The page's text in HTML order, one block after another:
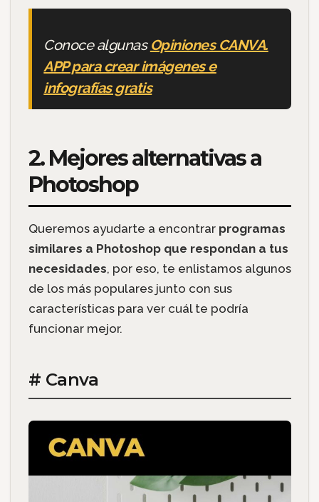
Conoce algunas Opiniones CANVA.
APP para crear imágenes e
infografías gratis
2. Mejores alternativas a
Photoshop
Queremos ayudarte a encontrar programas
similares a Photoshop que respondan a tus
necesidades, por eso, te enlistamos algunos
de los más populares junto con sus
características para ver cuál te podría
funcionar mejor.
# Canva